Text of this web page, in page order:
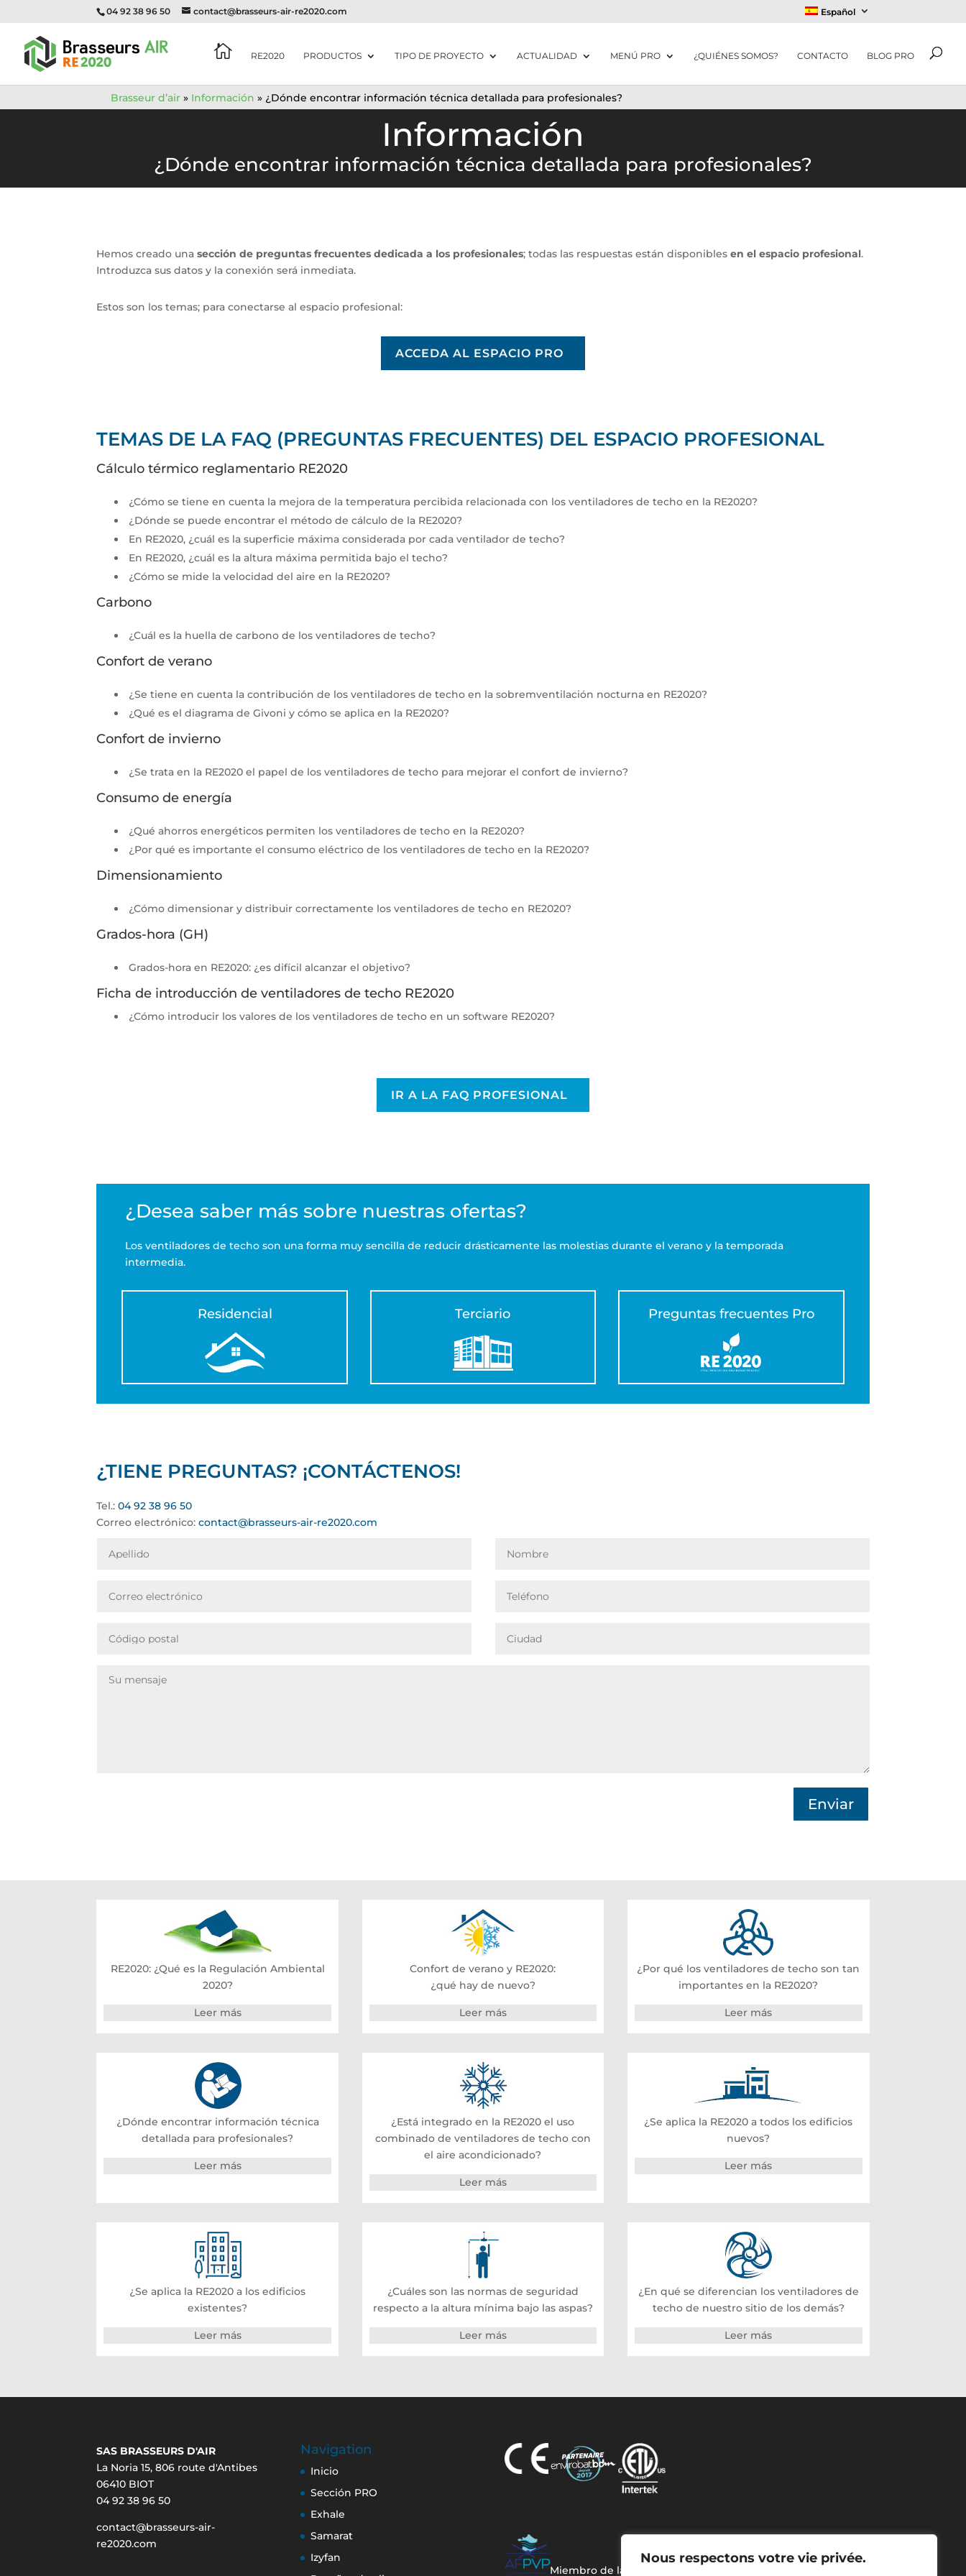
Nous respectons votre vie privée.
Brasseur d’air » Información » ¿Dónde encontrar información técnica detallada para profesionales?
04 92 38 96 50 contact@brasseurs-air-re2020.com Español
 RE2020 PRODUCTOS TIPO DE PROYECTO ACTUALIDAD MENÚ PRO ¿QUIÉNES SOMOS? CONTACTO BLOG PRO
Información
¿Dónde encontrar información técnica detallada para profesionales?
Hemos creado unasección de preguntas frecuentes dedicada a los profesionales; todas las respuestas están disponiblesen el espacio profesional.
Introduzca sus datos y la conexión será inmediata.​
Estos son los temas; para conectarse al espacio profesional:
ACCEDA AL ESPACIO PRO
TEMAS DE LA FAQ (PREGUNTAS FRECUENTES) DEL ESPACIO PROFESIONAL
Cálculo térmico reglamentario RE2020
¿Cómo se tiene en cuenta la mejora de la temperatura percibida relacionada con los ventiladores de techo en la RE2020?
¿Dónde se puede encontrar el método de cálculo de la RE2020?
En RE2020, ¿cuál es la superficie máxima considerada por cada ventilador de techo?
En RE2020, ¿cuál es la altura máxima permitida bajo el techo?
¿Cómo se mide la velocidad del aire en la RE2020?
Carbono
¿Cuál es la huella de carbono de los ventiladores de techo?
Confort de verano
¿Se tiene en cuenta la contribución de los ventiladores de techo en la sobremventilación nocturna en RE2020?
¿Qué es el diagrama de Givoni y cómo se aplica en la RE2020?
Confort de invierno
¿Se trata en la RE2020 el papel de los ventiladores de techo para mejorar el confort de invierno?
Consumo de energía
¿Qué ahorros energéticos permiten los ventiladores de techo en la RE2020?
¿Por qué es importante el consumo eléctrico de los ventiladores de techo en la RE2020?
Dimensionamiento
¿Cómo dimensionar y distribuir correctamente los ventiladores de techo en RE2020?
Grados-hora (GH)
Grados-hora en RE2020: ¿es difícil alcanzar el objetivo?
Ficha de introducción de ventiladores de techo RE2020
¿Cómo introducir los valores de los ventiladores de techo en un software RE2020?
IR A LA FAQ PROFESIONAL
¿Desea saber más sobre nuestras ofertas?
Los ventiladores de techo son una forma muy sencilla de reducir drásticamente las molestias durante el verano y la temporada
intermedia.
Residencial Terciario Preguntas frecuentes Pro
¿TIENE PREGUNTAS? ¡CONTÁCTENOS!
Tel.:04 92 38 96 50
Correo electrónico:contact@brasseurs-air-re2020.com
Enviar
RE2020: ¿Qué es la Regulación Ambiental
2020?
Leer más
Confort de verano y RE2020:
¿qué hay de nuevo?
Leer más
¿Por qué los ventiladores de techo son tan
importantes en la RE2020?
Leer más
¿Dónde encontrar información técnica
detallada para profesionales?
Leer más
¿Está integrado en la RE2020 el uso
combinado de ventiladores de techo con
el aire acondicionado?
Leer más
¿Se aplica la RE2020 a todos los edificios
nuevos?
Leer más
¿Se aplica la RE2020 a los edificios
existentes?
Leer más
¿Cuáles son las normas de seguridad
respecto a la altura mínima bajo las aspas?
Leer más
¿En qué se diferencian los ventiladores de
techo de nuestro sitio de los demás?
Leer más
SAS BRASSEURS D'AIR
La Noria 15, 806 route d'Antibes
06410 BIOT
04 92 38 96 50
contact@brasseurs-air-
re2020.com
Navigation
Inicio
Sección PRO
Exhale
Samarat
Izyfan
Miembro de la AFPVP